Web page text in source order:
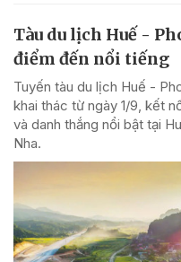
Tàu du lịch Huế -
điểm đến nổi tiếng
Tuyến tàu du lịch Huế -
khai thác từ ngày 1/9, kết
và danh thắng nổi bật tại
Nha.